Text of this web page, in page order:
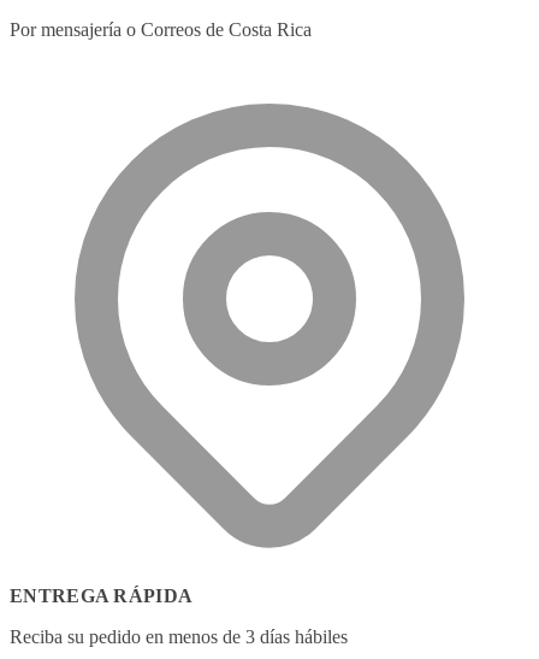
Por mensajería o Correos de Costa Rica
ENTREGA RÁPIDA
Reciba su pedido en menos de 3 días hábiles